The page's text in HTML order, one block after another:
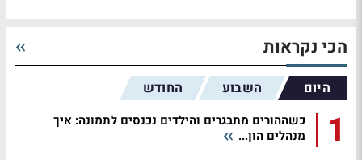
הכי נקראות
היום השבוע החודש
1
כשההורים מתבגרים והילדים נכנסים לתמונה: איך
מנהלים הון...